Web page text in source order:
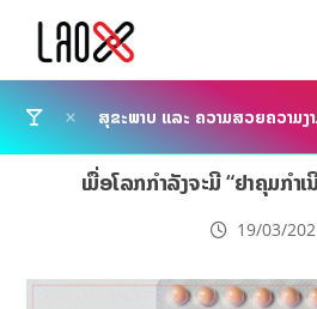
ສຸຂະພາບ ແລະ ຄວາມສວຍຄວາມງ
ເມື່ອໂລກກຳລັງຈະມີ “ຢາຄຸມກຳ
19/03/